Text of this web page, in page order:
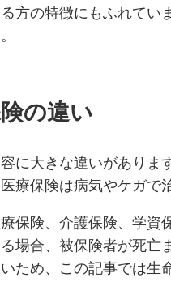
方の特徴にもふれてい
の違い
に大きな違いがありま
療保険は病気やケガで
保険、介護保険、学資
場合、被保険者が死亡
ため、この記事では生